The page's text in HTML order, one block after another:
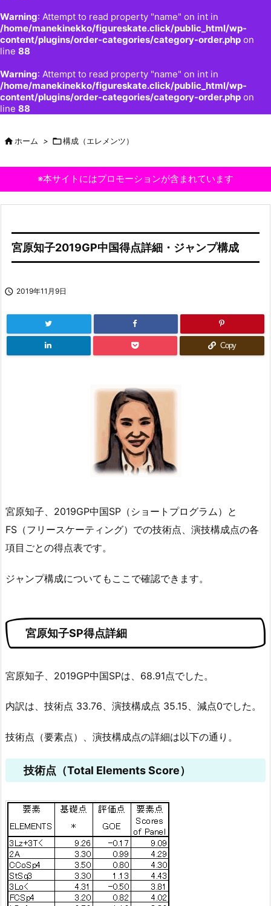
Warning: Attempt to read property "name" on int in
/home/manekinekko/figureskate.click/public_html/wp-
content/plugins/order-categories/category-order.php on
line 88
Warning: Attempt to read property "name" on int in
/home/manekinekko/figureskate.click/public_html/wp-
content/plugins/order-categories/category-order.php on
line 88
ホーム > 構成（エレメンツ）
※本サイトにはプロモーションが含まれています
宮原知子2019GP中国得点詳細・ジャンプ構成
 2019年11月9日
Copy
宮原知子、2019GP中国SP（ショートプログラム）と
FS（フリースケーティング）での技術点、演技構成点の各
項目ごとの得点表です。
ジャンプ構成についてもここで確認できます。
宮原知子SP得点詳細
宮原知子、2019GP中国SPは、68.91点でした。
内訳は、技術点 33.76、演技構成点 35.15、減点0でした。
技術点（要素点）、演技構成点の詳細は以下の通り。
技術点（Total Elements Score）